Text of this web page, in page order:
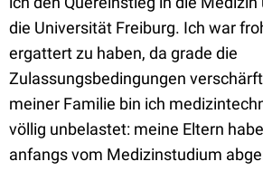
die Universität Freiburg. Ich war
ergattert zu haben, da grade die
Zulassungsbedingungen
meiner Familie bin ich
völlig unbelastet: meine Eltern
anfangs vom Medizinstudium